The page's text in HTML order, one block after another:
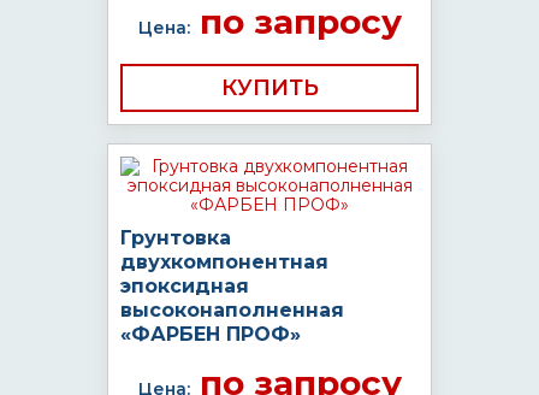
Цена:по запросу
КУПИТЬ
Грунтовка
двухкомпонентная
эпоксидная
высоконаполненная
«ФАРБЕН ПРОФ»
Цена:по запросу